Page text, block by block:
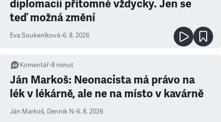
diplomacii přítomné vždycky. Jen se
teď možná změní
Eva Soukeníková•6. 8. 2026
Komentář•8 minut
Ján Markoš: Neonacista má právo na
lék v lékárně, ale ne na místo v kavárně
Ján Markoš, Denník N•6. 8. 2026